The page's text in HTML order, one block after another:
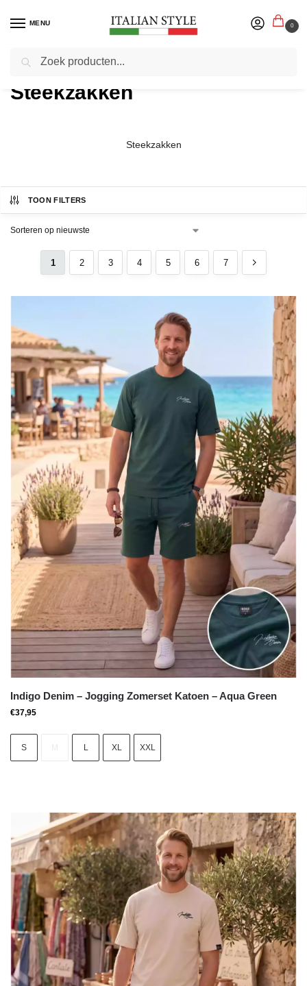
MENU 0
Home Product Type zakken
Steekzakken
Steekzakken
TOON FILTERS
1 2 3 4 5 6 7
Indigo Denim – Jogging Zomerset Katoen – Aqua Green
€37,95
S L XL XXL